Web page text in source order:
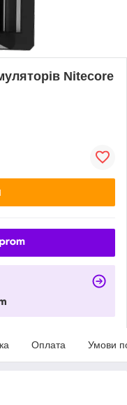
Nitecore
Оплата Умови